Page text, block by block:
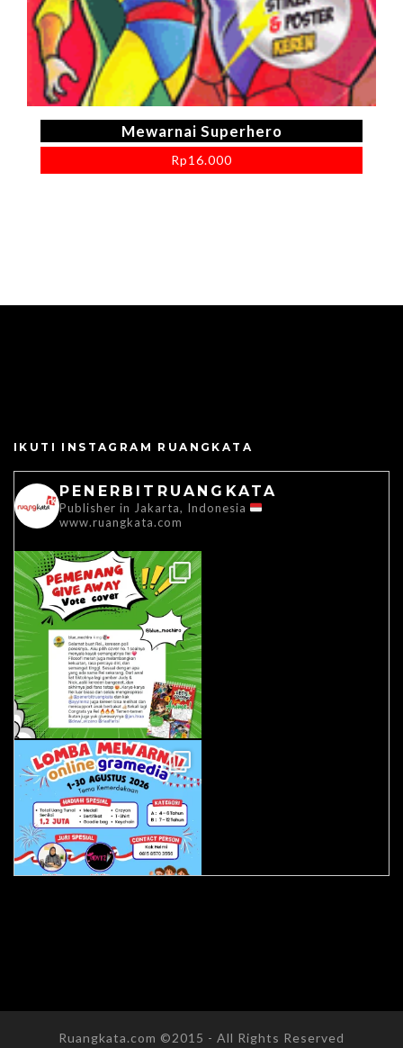
Mewarnai Superhero
Rp16.000
IKUTI INSTAGRAM RUANGKATA
PENERBITRUANGKATA
Publisher in Jakarta, Indonesia
www.ruangkata.com
Ruangkata.com ©2015 - All Rights Reserved